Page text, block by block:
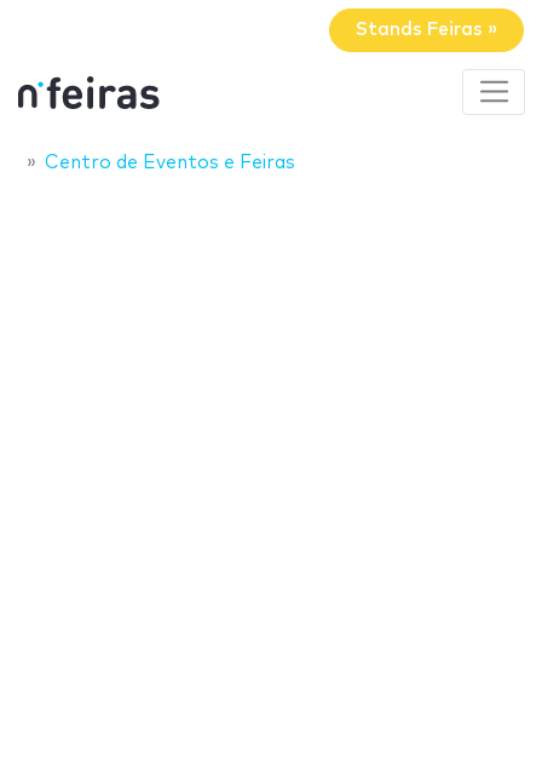
Stands Feiras »
Centro de Eventos e Feiras